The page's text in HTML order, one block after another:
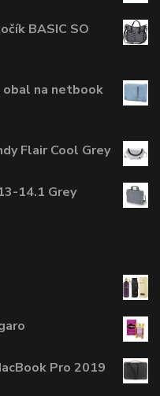
BASIC SO
obal na netbook
Flair Cool Grey
14.1 Grey
Pro 2019